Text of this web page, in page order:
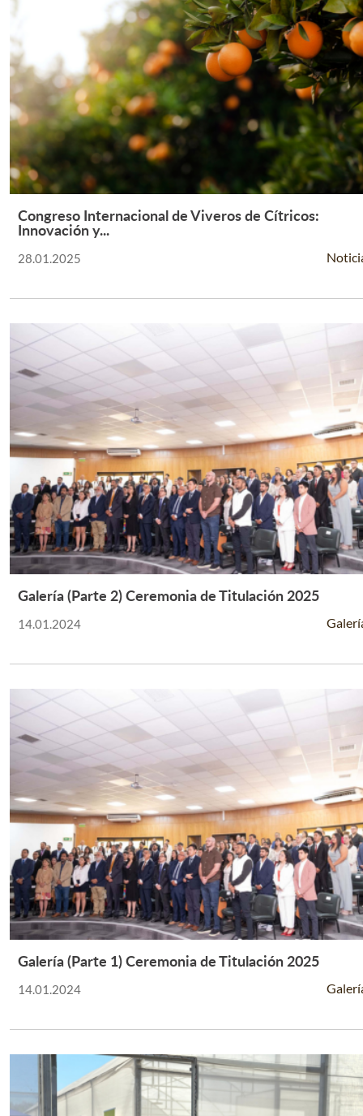
Leer Más +
Congreso Internacional de Viveros de Cítricos:
Innovación y...
28.01.2025
Leer Más +
Galería (Parte 2) Ceremonia de Titulación 2025
14.01.2024
Leer Más +
Galería (Parte 1) Ceremonia de Titulación 2025
14.01.2024